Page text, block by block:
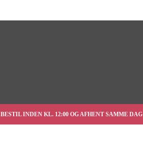
BESTIL INDEN KL. 12:00 OG AFHENT SAMME DAG